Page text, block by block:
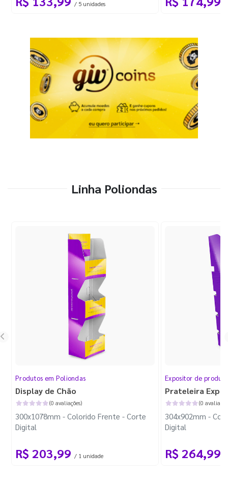
/ 5 unidades
Linha Poliondas
Produtos em Poliondas
Display de Chão
(0 avaliações)
300x1078mm - Colorido Frente - Corte
Digital
R$ 203,99 / 1 unidade
Expositor de
Prateleira
(0
304x902mm -
Digital
R$ 264,99